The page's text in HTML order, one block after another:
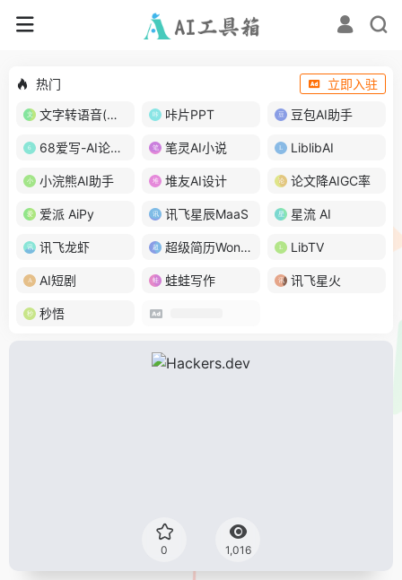
热门
立即入驻
文字转语音(琅琅配音)
咔片PPT 豆包AI助手
68爱写-AI论文写作 笔灵AI小说 LiblibAI
小浣熊AI助手 堆友AI设计 论文降AIGC率
爱派 AiPy 讯飞星辰MaaS 星流 AI
讯飞龙虾 超级简历WonderCV LibTV
AI短剧 蛙蛙写作 讯飞星火
秒悟
0 1,016